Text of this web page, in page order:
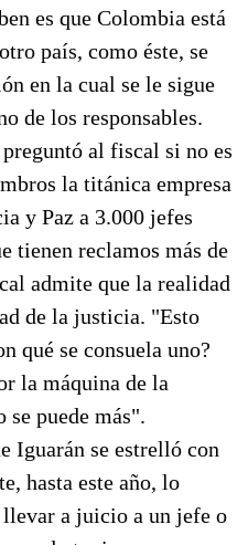
es que Colombia está
país, como éste, se
en la cual se le sigue
de los responsables.
al fiscal si no es
la titánica empresa
y Paz a 3.000 jefes
tienen reclamos más de
admite que la realidad
de la justicia. "Esto
qué se consuela uno?
la máquina de la
puede más".
Iguarán se estrelló con
hasta este año, lo
a juicio a un jefe o